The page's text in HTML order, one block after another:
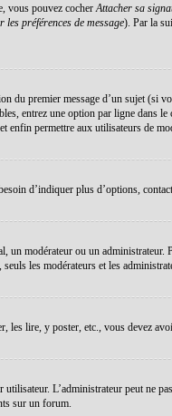
vous pouvez cocherAttacher sa
préférences de message). Par la
du premier message d’un sujet (si
entrez une option par ligne
enfin permettre aux utilisateurs de
d’indiquer plus d’options,
un modérateur ou un
les modérateurs et les
lire, y poster, etc., vous devez
L’administrateur peut
sur un forum.